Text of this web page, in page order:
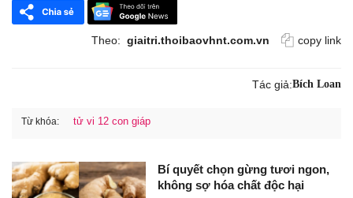
Theo: giaitri.thoibaovhnt.com.vn copy link
Tác giả:Bích Loan
Từ khóa: tử vi 12 con giáp
Bí quyết chọn gừng tươi ngon,
không sợ hóa chất độc hại